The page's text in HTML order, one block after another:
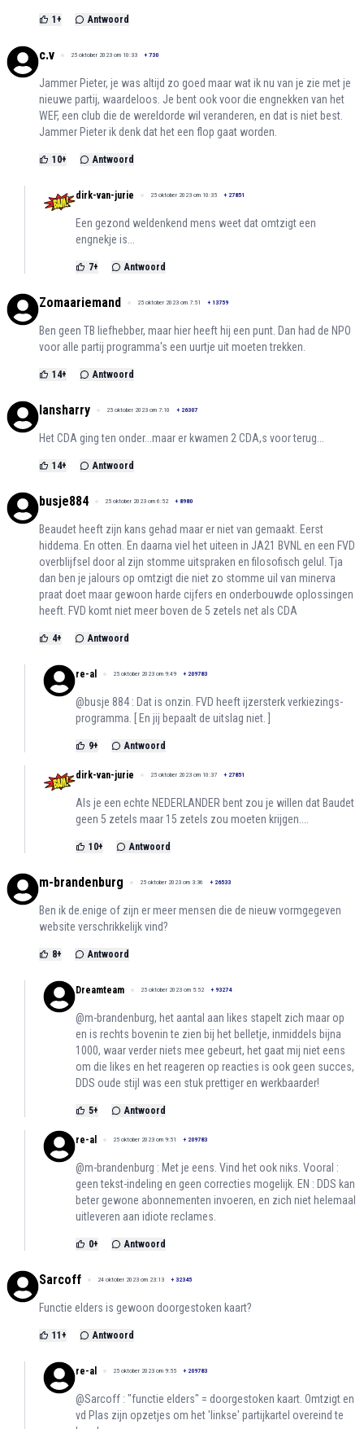
1 + Antwoord
c.v 25 oktober 2023 om 10:33 + 730
Jammer Pieter, je was altijd zo goed maar wat ik nu van je zie met je
nieuwe partij, waardeloos. Je bent ook voor die engnekken van het
WEF, een club die de wereldorde wil veranderen, en dat is niet best.
Jammer Pieter ik denk dat het een flop gaat worden.
10+ Antwoord
dirk-van-jurie 25 oktober 2023 om 10:35 + 27851
Een gezond weldenkend mens weet dat omtzigt een
engnekje is...
7+ Antwoord
Zomaariemand 25 oktober 2023 om 7:51 + 13759
Ben geen TB liefhebber, maar hier heeft hij een punt. Dan had de NPO
voor alle partij programma's een uurtje uit moeten trekken.
14+ Antwoord
lansharry 25 oktober 2023 om 7:10 + 26307
Het CDA ging ten onder...maar er kwamen 2 CDA,s voor terug...
14+ Antwoord
busje884 25 oktober 2023 om 6:52 + 8980
Beaudet heeft zijn kans gehad maar er niet van gemaakt. Eerst
hiddema. En otten. En daarna viel het uiteen in JA21 BVNL en een FVD
overblijfsel door al zijn stomme uitspraken en filosofisch gelul. Tja
dan ben je jalours op omtzigt die niet zo stomme uil van minerva
praat doet maar gewoon harde cijfers en onderbouwde oplossingen
heeft. FVD komt niet meer boven de 5 zetels net als CDA
4+ Antwoord
re-al 25 oktober 2023 om 9:49 + 209783
@busje 884 : Dat is onzin. FVD heeft ijzersterk verkiezings-
programma. [ En jij bepaalt de uitslag niet. ]
9+ Antwoord
dirk-van-jurie 25 oktober 2023 om 10:37 + 27851
Als je een echte NEDERLANDER bent zou je willen dat Baudet
geen 5 zetels maar 15 zetels zou moeten krijgen....
10+ Antwoord
m-brandenburg 25 oktober 2023 om 3:36 + 26533
Ben ik de.enige of zijn er meer mensen die de nieuw vormgegeven
website verschrikkelijk vind?
8+ Antwoord
Dreamteam 25 oktober 2023 om 5:52 + 93274
@m-brandenburg, het aantal aan likes stapelt zich maar op
en is rechts bovenin te zien bij het belletje, inmiddels bijna
1000, waar verder niets mee gebeurt, het gaat mij niet eens
om die likes en het reageren op reacties is ook geen succes,
DDS oude stijl was een stuk prettiger en werkbaarder!
5+ Antwoord
re-al 25 oktober 2023 om 9:51 + 209783
@m-brandenburg : Met je eens. Vind het ook niks. Vooral :
geen tekst-indeling en geen correcties mogelijk. EN : DDS kan
beter gewone abonnementen invoeren, en zich niet helemaal
uitleveren aan idiote reclames.
0+ Antwoord
Sarcoff 24 oktober 2023 om 23:13 + 32345
Functie elders is gewoon doorgestoken kaart?
11 + Antwoord
re-al 25 oktober 2023 om 9:55 + 209783
@Sarcoff : "functie elders" = doorgestoken kaart. Omtzigt en
vd Plas zijn opzetjes om het 'linkse' partijkartel overeind te